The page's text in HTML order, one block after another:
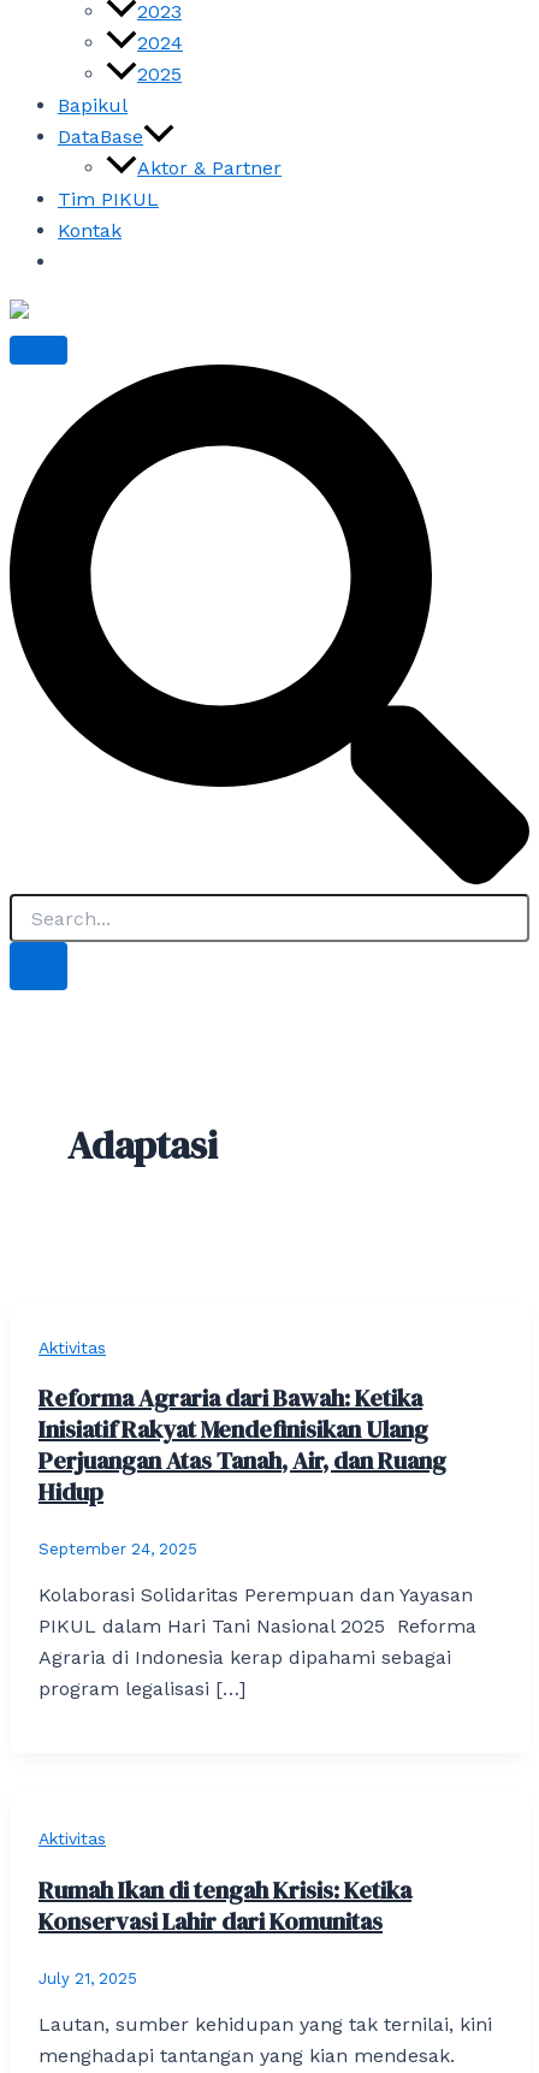
2023
2024
2025
Bapikul
DataBase
Aktor & Partner
Tim PIKUL
Kontak
Adaptasi
Aktivitas
Reforma Agraria dari Bawah: Ketika
Inisiatif Rakyat Mendefinisikan Ulang
Perjuangan Atas Tanah, Air, dan Ruang
Hidup
September 24, 2025
Kolaborasi Solidaritas Perempuan dan Yayasan
PIKUL dalam Hari Tani Nasional 2025 Reforma
Agraria di Indonesia kerap dipahami sebagai
program legalisasi […]
Aktivitas
Rumah Ikan di tengah Krisis: Ketika
Konservasi Lahir dari Komunitas
July 21, 2025
Lautan, sumber kehidupan yang tak ternilai, kini
menghadapi tantangan yang kian mendesak.